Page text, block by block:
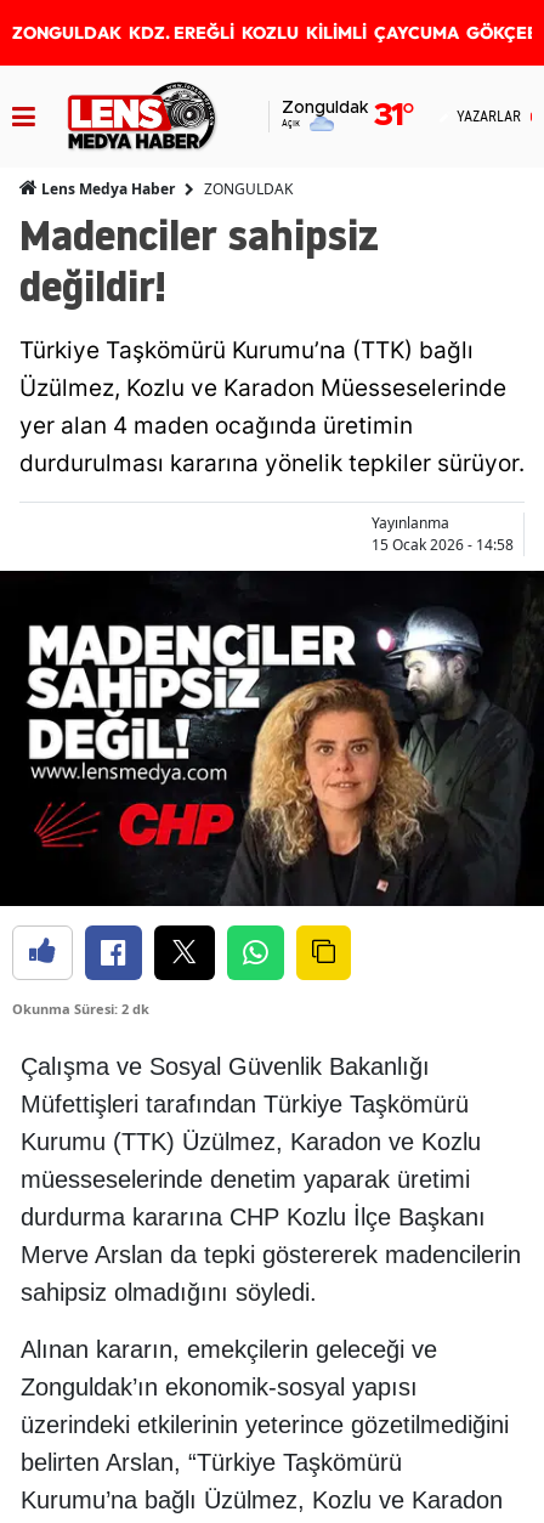
ZONGULDAK KDZ. EREĞLİ KOZLU KİLİMLİ ÇAYCUMA
Zonguldak
Açık 31° YAZARLAR
Lens Medya Haber ZONGULDAK
Madenciler sahipsiz
değildir!
Türkiye Taşkömürü Kurumu’na (TTK) bağlı
Üzülmez, Kozlu ve Karadon Müesseselerinde
yer alan 4 maden ocağında üretimin
durdurulması kararına yönelik tepkiler sürüyor.
Yayınlanma
15 Ocak 2026 - 14:58
Okunma Süresi: 2 dk
Çalışma ve Sosyal Güvenlik Bakanlığı
Müfettişleri tarafından Türkiye Taşkömürü
Kurumu (TTK) Üzülmez, Karadon ve Kozlu
müesseselerinde denetim yaparak üretimi
durdurma kararına CHP Kozlu İlçe Başkanı
Merve Arslan da tepki göstererek madencilerin
sahipsiz olmadığını söyledi.
Alınan kararın, emekçilerin geleceği ve
Zonguldak’ın ekonomik-sosyal yapısı
üzerindeki etkilerinin yeterince gözetilmediğini
belirten Arslan, “Türkiye Taşkömürü
Kurumu’na bağlı Üzülmez, Kozlu ve Karadon